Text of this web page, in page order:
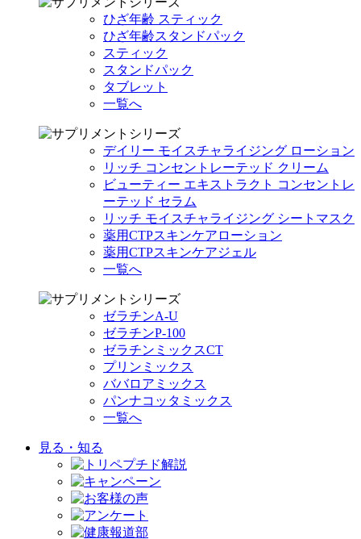
ひざ年齢 スティック
ひざ年齢スタンドパック
スティック
スタンドパック
タブレット
一覧へ
デイリー モイスチャライジング ローション
リッチ コンセントレーテッド クリーム
ビューティー エキストラクト コンセントレ
ーテッド セラム
リッチ モイスチャライジング シートマスク
薬用CTPスキンケアローション
薬用CTPスキンケアジェル
一覧へ
ゼラチンA-U
ゼラチンP-100
ゼラチンミックスCT
プリンミックス
ババロアミックス
パンナコッタミックス
一覧へ
見る・知る